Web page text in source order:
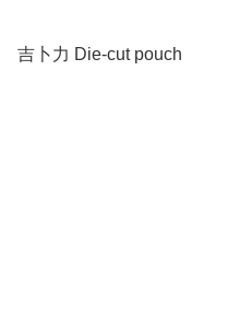
吉卜力 Die-cut pouch